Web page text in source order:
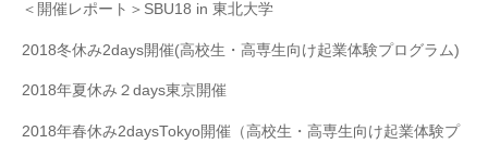
＜開催レポート＞SBU18 in 東北大学
2018冬休み2days開催(高校生・高専生向け起業体験プログラム)
2018年夏休み２days東京開催
2018年春休み2daysTokyo開催（高校生・高専生向け起業体験プ